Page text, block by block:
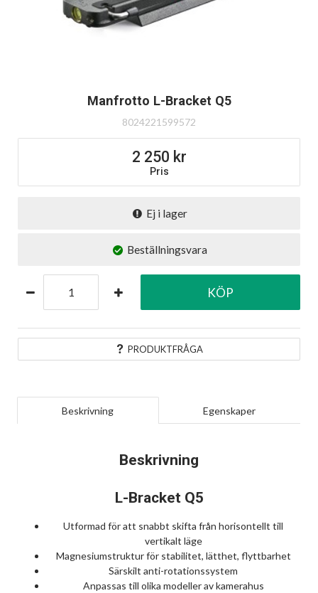
Manfrotto L-Bracket Q5
8024221599572
Pris
2 250
Ej i lager
Beställningsvara
PRODUKTFRÅGA
KÖP
Beskrivning Egenskaper
Beskrivning
L-Bracket Q5
Utformad för att snabbt skifta från horisontellt till
vertikalt läge
Magnesiumstruktur för stabilitet, lätthet, flyttbarhet
Särskilt anti-rotationssystem
Anpassas till olika modeller av kamerahus